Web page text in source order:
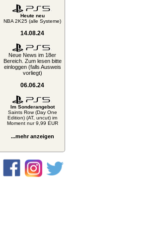
Heute neu
NBA 2K25 (alle Systeme)
14.08.24
Neue News im 18er
Bereich. Zum lesen bitte
einloggen (falls Ausweis
vorliegt)
06.06.24
Im Sonderangebot
Saints Row (Day One
Edition) (AT, uncut) im
Moment nur 9,99 EUR
...mehr anzeigen